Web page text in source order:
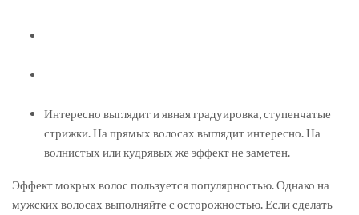
Интересно выглядит и явная градуировка, ступенчатые
стрижки. На прямых волосах выглядит интересно. На
волнистых или кудрявых же эффект не заметен.
Эффект мокрых волос пользуется популярностью. Однако на
мужских волосах выполняйте с осторожностью. Если сделать